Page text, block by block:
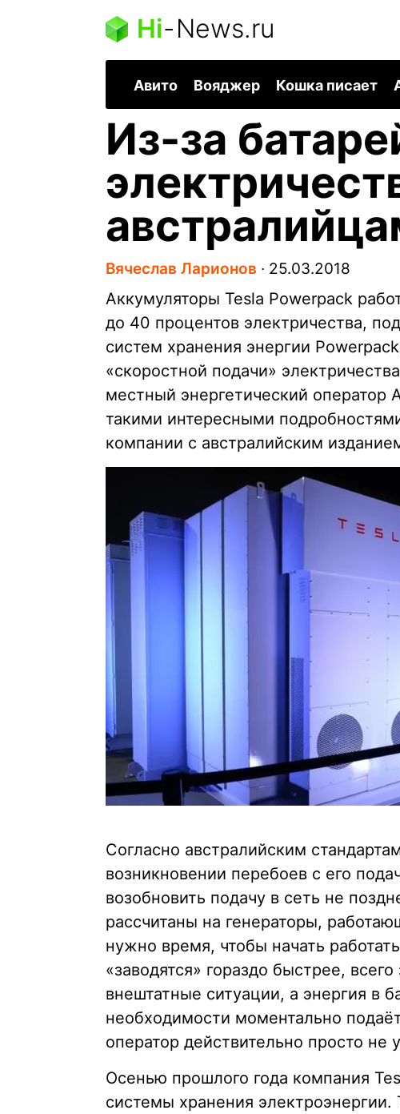
Hi-News.ru
Авито Вояджер Кошка писает
Из-за
Вячеслав Ларионов ∙ 25.03.2018
Аккумуляторы Tesla Powerpack
до 40 процентов электричества,
систем хранения энергии
«скоростной подачи»
местный энергетический
такими интересными
компании с австралийским
Согласно австралийским
возникновении перебоев с его
возобновить подачу в сеть не
рассчитаны на генераторы,
нужно время, чтобы начать
«заводятся» гораздо быстрее,
внештатные ситуации, а энергия в
необходимости моментально
оператор действительно просто не
Осенью прошлого года компания
системы хранения